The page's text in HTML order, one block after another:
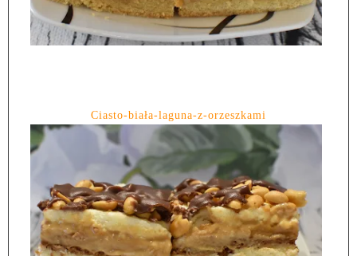
Ciasto-biała-laguna-z-orzeszkami